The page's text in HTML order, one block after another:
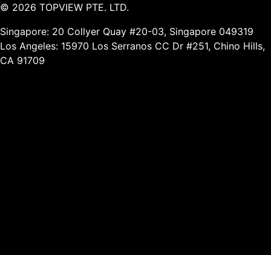
© 2026 TOPVIEW PTE. LTD.
Singapore: 20 Collyer Quay #20-03, Singapore 049319
Los Angeles: 15970 Los Serranos CC Dr #251, Chino Hills,
CA 91709